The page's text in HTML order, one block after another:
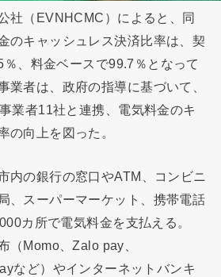
社（EVNHCMC）によると、同
のキャッシュレス決済比率は、契
、料金ベースで99.7％となって
業者は、政府の指導に基づいて、
業者11社と連携、電気料金のキ
の向上を図った。
内の銀行の窓口やATM、コンビニ
、スーパーマーケット、携帯電話
カ所で電気料金を支払える。
（Momo、Zalo pay、
など）やインターネットバンキ